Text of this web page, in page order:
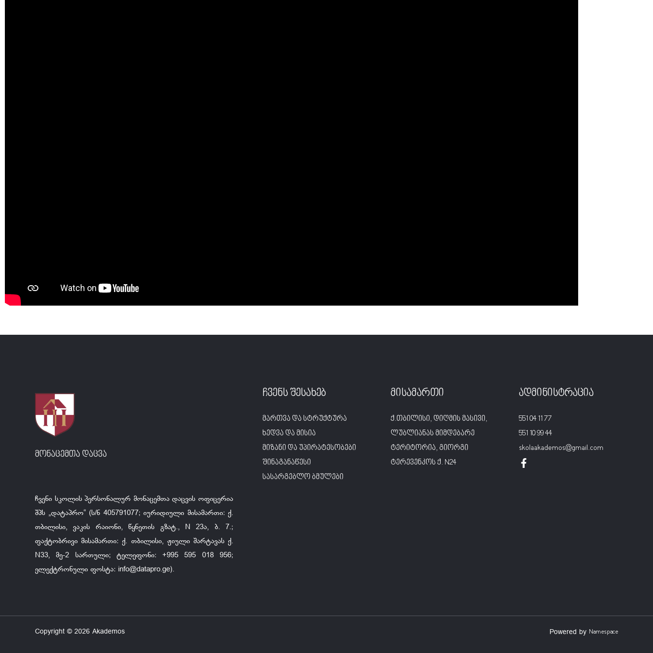
მონაცემთა დაცვა
ჩვენი სკოლის პერსონალურ მონაცემთა დაცვის ოფიცერია
შპს „დატაპრო“ (ს/ნ 405791077; იურიდიული მისამართი: ქ.
თბილისი, ვაკის რაიონი, წყნეთის გზატ., N 23ა, ბ. 7.;
ფაქტობრივი მისამართი: ქ. თბილისი, ჟიული შარტავას ქ.
N33, მე-2 სართული; ტელეფონი: +995 595 018 956;
ელექტრონული ფოსტა: info@datapro.ge).
ჩვენს შესახებ
მართვა და სტრუქტურა
ხედვა და მისია
მიზანი და უპირატესობები
შინაგანაწესი
სასარგებლო ბმულები
მისამართი
ქ.თბილისი, დიღმის მასივი,
ლუბლიანას მიმდებარე
ტერიტორია, გიორგი
ტერევენკოს ქ. N24
ადმინისტრაცია
551 04 11 77
551 10 99 44
skolaakademos@gmail.com
Copyright © 2026 Akademos Powered by Namespace